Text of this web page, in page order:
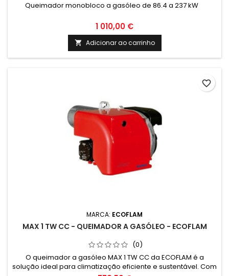
Queimador monobloco a gasóleo de 86.4 a 237 kW
1 010,00 €
 Adicionar ao carrinho
MARCA: ECOFLAM
MAX 1 TW CC - QUEIMADOR A GASÓLEO - ECOFLAM
(0)
O queimador a gasóleo MAX 1 TW CC da ECOFLAM é a
solução ideal para climatização eficiente e sustentável. Com
favorite_border